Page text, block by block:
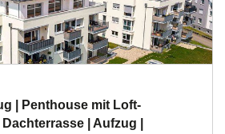
| Penthouse mit Loft-
| Aufzug |